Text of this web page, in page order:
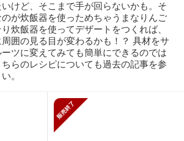
けど、そこまで手が回らないかも。そ
が炊飯器を使っためちゃうまなりんご
炊飯器を使ってデザートをつくれば、
囲の見る目が変わるかも！？ 具材をサ
ツに変えてみても簡単にできるのでは
らのレシピについても過去の記事を参
。